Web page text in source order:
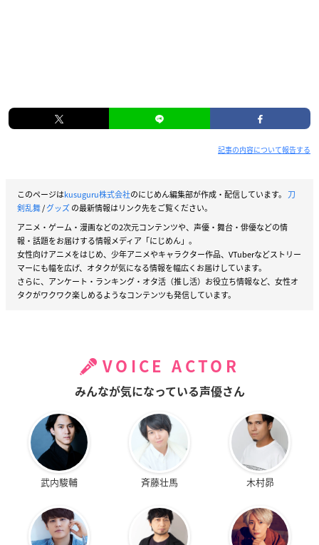
記事の内容について報告する
このページはkusuguru株式会社のにじめん編集部が作成・配信しています。 刀
剣乱舞/グッズの最新情報はリンク先をご覧ください。
アニメ・ゲーム・漫画などの2次元コンテンツや、声優・舞台・俳優などの情
報・話題をお届けする情報メディア「にじめん」。
女性向けアニメをはじめ、少年アニメやキャラクター作品、VTuberなどストリー
マーにも幅を広げ、オタクが気になる情報を幅広くお届けしています。
さらに、アンケート・ランキング・オタ活（推し活）お役立ち情報など、女性オ
タクがワクワク楽しめるようなコンテンツも発信しています。
VOICE ACTOR
みんなが気になっている声優さん
武内駿輔 斉藤壮馬 木村昴